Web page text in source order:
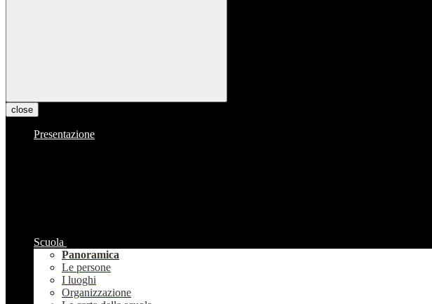
close
Presentazione
Scuola
Panoramica
Le persone
I luoghi
Organizzazione